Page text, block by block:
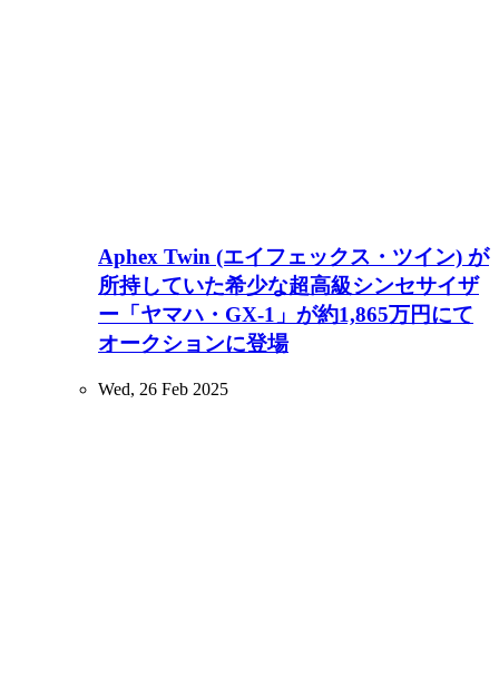
Aphex Twin (エイフェックス・ツイン) が
所持していた希少な超高級シンセサイザ
ー「ヤマハ・GX-1」が約1,865万円にて
オークションに登場
Wed, 26 Feb 2025